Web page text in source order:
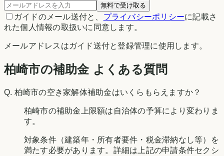
無料で受け取る
ガイドのメール送付と、 プライバシーポリシーに記載さ
れた個人情報の取扱いに同意します。
メールアドレスはガイド送付と登録管理に使用します。
柏崎市の補助金 よくある質問
Q. 柏崎市の空き家解体補助金はいくらもらえますか？
柏崎市の補助金上限額は自治体の予算により変わりま
す。
対象条件（建築年・所有者要件・税金滞納なし等）を
満たす必要があります。詳細は上記の申請条件セクシ